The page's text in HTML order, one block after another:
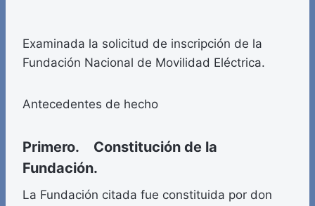
Examinada la solicitud de inscripción de la
Fundación Nacional de Movilidad Eléctrica.
Antecedentes de hecho
Primero. Constitución de la
Fundación.
La Fundación citada fue constituida por don